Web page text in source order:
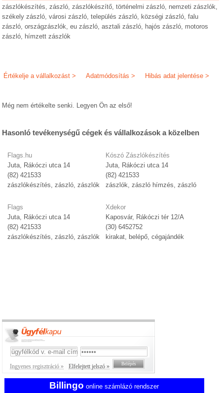
zászlókészítés, zászló, zászlókészítő, történelmi zászló, nemzeti zászlók,
székely zászló, városi zászló, település zászló, községi zászló, falu
zászló, országzászlók, eu zászló, asztali zászló, hajós zászló, motoros
zászló, hímzett zászlók
Hibás adat jelentése >
Adatmódosítás >
Értékelje a vállalkozást >
Még nem értékelte senki. Legyen Ön az első!
Hasonló tevékenységű cégek és vállalkozások a közelben
Flags.hu
Juta, Rákóczi utca 14
(82) 421533
zászlókészítés, zászló, zászlók
Flags
Juta, Rákóczi utca 14
(82) 421533
zászlókészítés, zászló, zászlók
Kószó Zászlókészítés
Juta, Rákóczi utca 14
(82) 421533
zászlók, zászló hímzés, zászló
Xdekor
Kaposvár, Rákóczi tér 12/A
(30) 6452752
kirakat, belépő, cégajándék
Ingyenes regisztráció » Elfelejtett jelszó »
Billingo online számlázó rendszer